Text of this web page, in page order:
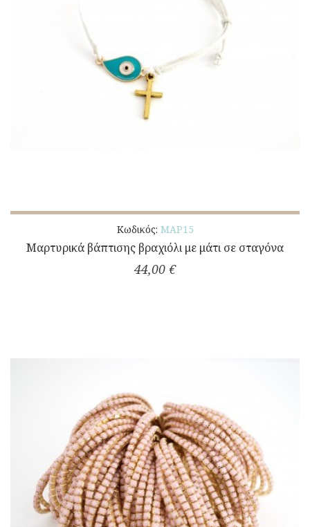
Κωδικός: ΜΑΡ15
Μαρτυρικά βάπτισης βραχιόλι με μάτι σε σταγόνα
44,00 €